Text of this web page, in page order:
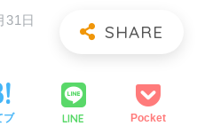
31日
ブ LINE Pocket